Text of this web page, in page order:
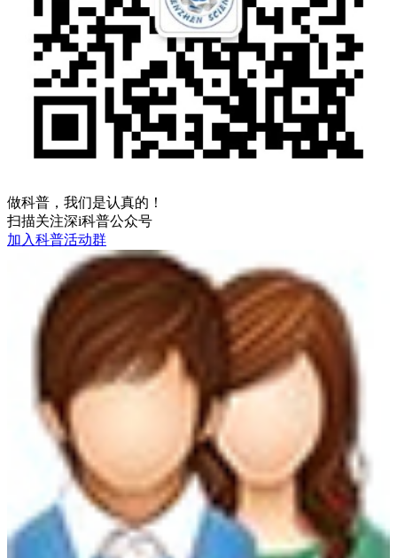
做科普，我们是认真的！
扫描关注深i科普公众号
加入科普活动群